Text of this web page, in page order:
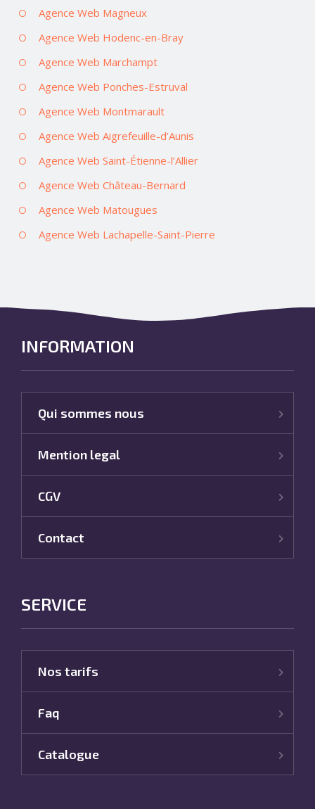
Agence Web Magneux
Agence Web Hodenc-en-Bray
Agence Web Marchampt
Agence Web Ponches-Estruval
Agence Web Montmarault
Agence Web Aigrefeuille-d’Aunis
Agence Web Saint-Étienne-l’Allier
Agence Web Château-Bernard
Agence Web Matougues
Agence Web Lachapelle-Saint-Pierre
INFORMATION
Qui sommes nous
Mention legal
CGV
Contact
SERVICE
Nos tarifs
Faq
Catalogue